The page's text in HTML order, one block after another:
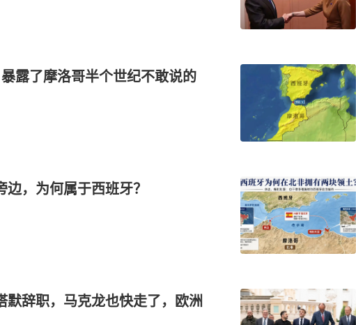
露了摩洛哥半个世纪不敢说的
，为何属于西班牙？
默辞职，马克龙也快走了，欧洲